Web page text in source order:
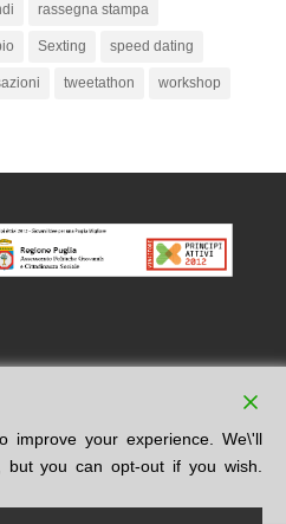
rassegna stampa
Sexting speed dating
tweetathon workshop
improve your experience. We\'ll
you can opt-out if you wish.